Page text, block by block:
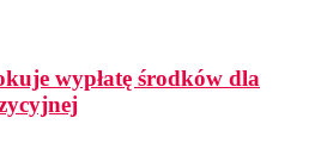
wypłatę środków dla